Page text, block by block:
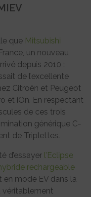
que Mitsubishi
un nouveau
depuis 2010 :
de l’excellente
Citroën et Peugeot
et iOn. En respectant
de ces trois
générique C-
de Triplettes.
d’essayer l’Eclipse
rechargeable
en mode EV dans la
véritablement